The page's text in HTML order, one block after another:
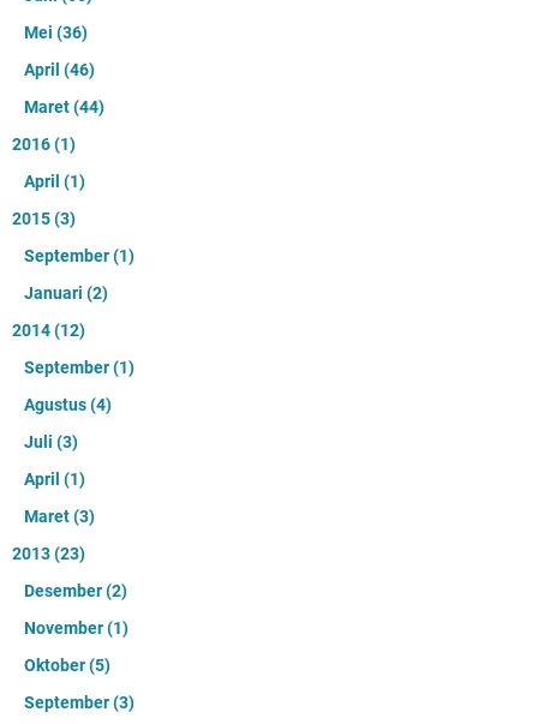
Mei (36)
April (46)
Maret(44)
2016(1)
April (1)
2015(3)
September(1)
Januari (2)
2014(12)
September(1)
Agustus(4)
Juli (3)
April (1)
Maret(3)
2013(23)
Desember(2)
November(1)
Oktober(5)
September(3)